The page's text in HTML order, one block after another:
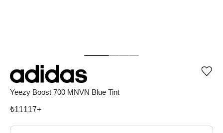
Yeezy Boost 700 MNVN Blue Tint
₺11117+
Beden Seç